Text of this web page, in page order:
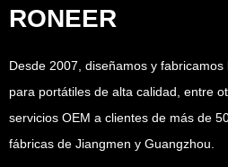
RONEER
Desde 2007, diseñamos y
para portátiles de alta calidad, entre
servicios OEM a clientes de más de
fábricas de Jiangmen y Guangzhou.